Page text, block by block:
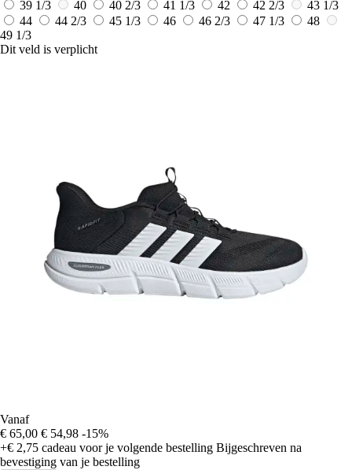
39 1/3
40 40 2/3 41 1/3 42 42 2/3
43 1/3
44
44 2/3 45 1/3 46 46 2/3 47 1/3
48
49 1/3
Dit veld is verplicht
Vanaf
€ 65,00 € 54,98 -15%
+€ 2,75 cadeau voor je volgende bestelling Bijgeschreven na
bevestiging van je bestelling